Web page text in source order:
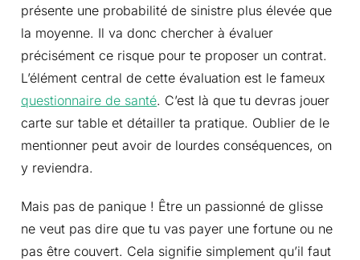
présente une probabilité de sinistre plus élevée que
la moyenne. Il va donc chercher à évaluer
précisément ce risque pour te proposer un contrat.
L’élément central de cette évaluation est le fameux
questionnaire de santé. C’est là que tu devras jouer
carte sur table et détailler ta pratique. Oublier de le
mentionner peut avoir de lourdes conséquences, on
y reviendra.
Mais pas de panique ! Être un passionné de glisse
ne veut pas dire que tu vas payer une fortune ou ne
pas être couvert. Cela signifie simplement qu’il faut